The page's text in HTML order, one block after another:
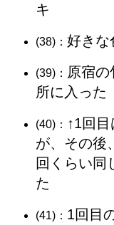
キ
(38)： 好き
(39)： 原宿
所に入った
(40)： ↑1回
が、その後
回くらい同
た
(41)： 1回目